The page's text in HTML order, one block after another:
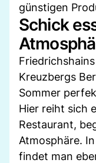
günstigen
Schick
Kreuzbergs
Sommer
Hier reiht sich
Restaurant,
Atmosphäre.
findet man